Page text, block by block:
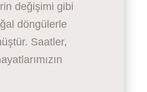
değişimi gibi
döngülerle
Saatler,